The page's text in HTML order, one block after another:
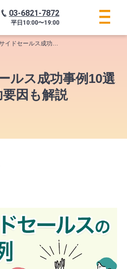
03-6821-7872
平日 10:00〜19:00
セールス成功事例10選｜成功要因も解説
ルス成功事例10選
要因も解説